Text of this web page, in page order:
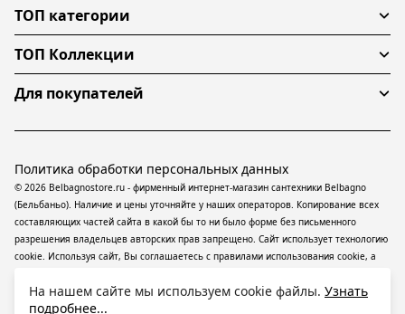
ТОП категории
ТОП Коллекции
Для покупателей
© 2026 Belbagnostore.ru - фирменный интернет-магазин сантехники Belbagno
(Бельбаньо). Наличие и цены уточняйте у наших операторов. Копирование всех
составляющих частей сайта в какой бы то ни было форме без письменного
разрешения владельцев авторских прав запрещено. Сайт использует технологию
cookie. Используя сайт, Вы соглашаетесь с правилами использования cookie, а
ресурсе применяютсярекомендательные технологии(информационные
технологии предоставления информации на основе сбора, систематизации и
Политика обработки персональных данных
На нашем сайте мы используем cookie файлы. Узнать
подробнее...